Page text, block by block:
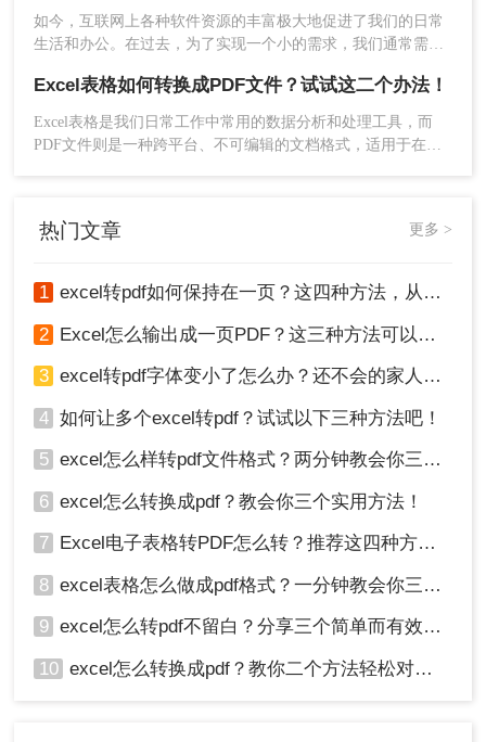
好用的文档转换方法十分重要，今天就为大家整理了二种excel
转pdf不分页的方法。一起来看一下吧。
如今，互联网上各种软件资源的丰富极大地促进了我们的日常
生活和办公。在过去，为了实现一个小的需求，我们通常需要
效果。现在不同了。借助于网络上发达的网络资源，您可以快
速实现，那么excel转怎么换成pdf呢？，下面就教您如何轻松地
将excel表格转pdf格式文件。
Excel表格如何转换成PDF文件？试试这二个办法！
Excel表格是我们日常工作中常用的数据分析和处理工具，而
PDF文件则是一种跨平台、不可编辑的文档格式，适用于在不
成PDF文件，下面一起看看这些方法。
热门文章 更多 >
1 excel转pdf如何保持在一页？这四种方法，从此再也不用分页困扰你！
2 Excel怎么输出成一页PDF？这三种方法可以解决！
3 excel转pdf字体变小了怎么办？还不会的家人们快进来看
4 如何让多个excel转pdf？试试以下三种方法吧！
5 excel怎么样转pdf文件格式？两分钟教会你三种方法
6 excel怎么转换成pdf？教会你三个实用方法！
7 Excel电子表格转PDF怎么转？推荐这四种方法给大家！
8 excel表格怎么做成pdf格式？一分钟教会你三个方法！
9 excel怎么转pdf不留白？分享三个简单而有效的方法！
10 excel怎么转换成pdf？教你二个方法轻松对应！